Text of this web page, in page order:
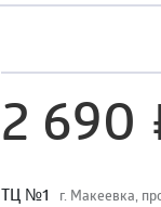
2 690
TЦ №1 г. Макеевка,